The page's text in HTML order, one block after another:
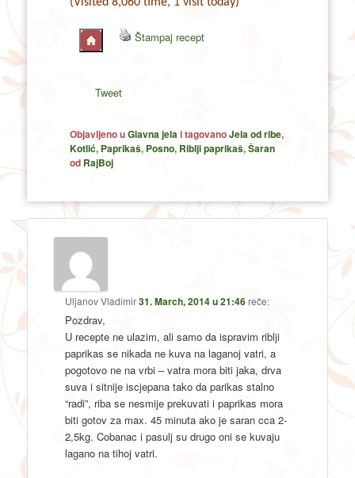
(Visited 8,060 time, 1 visit today)
Štampaj recept
Tweet
Objavljeno uGlavna jela i tagovanoJela od ribe,
Kotlić, Paprikaš, Posno, Riblji paprikaš,Šaran
od RajBoj
Uljanov Vladimir31. March, 2014 u 21:46reče:
Pozdrav,
U recepte ne ulazim, ali samo da ispravim riblji
paprikas se nikada ne kuva na laganoj vatri, a
pogotovo ne na vrbi – vatra mora biti jaka, drva
suva i sitnije iscjepana tako da parikas stalno
“radi”, riba se nesmije prekuvati i paprikas mora
biti gotov za max. 45 minuta ako je saran cca 2-
2,5kg. Cobanac i pasulj su drugo oni se kuvaju
lagano na tihoj vatri.